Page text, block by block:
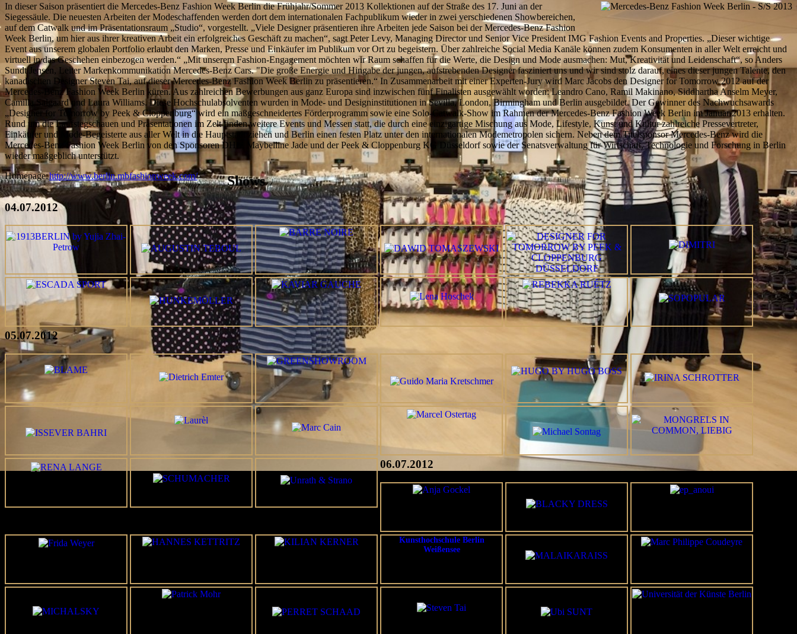
In dieser Saison präsentiert die Mercedes-Benz Fashion Week Berlin die Frühjahr/Sommer 2013 Kollektionen auf der Straße des 17. Juni an der
Siegessäule. Die neuesten Arbeiten der Modeschaffenden werden dort dem internationalen Fachpublikum wieder in zwei verschiedenen Showbereichen,
auf dem Catwalk und im Präsentationsraum „Studio“, vorgestellt. „Viele Designer präsentieren ihre Arbeiten jede Saison bei der Mercedes-Benz Fashion
Week Berlin, um hier aus ihrer kreativen Arbeit ein erfolgreiches Geschäft zu machen“, sagt Peter Levy, Managing Director und Senior Vice President IMG Fashion Events and Properties. „Dieser wichtige
Event aus unserem globalen Portfolio erlaubt den Marken, Presse und Einkäufer im Publikum vor Ort zu begeistern. Über zahlreiche Social Media Kanäle können zudem Konsumenten in aller Welt erreicht und
virtuell in das Geschehen einbezogen werden.“ „Mit unserem Fashion-Engagement möchten wir Raum schaffen für die Werte, die Design und Mode ausmachen: Mut, Kreativität und Leidenschaft“, so Anders
Sundt Jensen, Leiter Markenkommunikation Mercedes-Benz Cars. "Die große Energie und Hingabe der jungen, aufstrebenden Designer fasziniert uns und wir sind stolz darauf, eines dieser jungen Talente, den
kanadischen Designer Steven Tai, auf dieser Mercedes-Benz Fashion Week Berlin zu präsentieren.“ In Zusammenarbeit mit einer Experten-Jury wird Marc Jacobs den Designer for Tomorrow 2012 auf der
Mercedes-Benz Fashion Week Berlin küren. Aus zahlreichen Bewerbungen aus ganz Europa sind inzwischen fünf Finalisten ausgewählt worden: Leandro Cano, Ramil Makinano, Siddhartha Anselm Meyer,
Camilla Salgaard und Laura Williams. Diese Hochschulabsolventen wurden in Mode- und Designinstitutionen in Sevilla, London, Birmingham und Berlin ausgebildet. Der Gewinner des Nachwuchsawards
„Designer for Tomorrow by Peek & Cloppenburg“ wird ein maßgeschneidertes Förderprogramm sowie eine Solo-Catwalk-Show im Rahmen der Mercedes-Benz Fashion Week Berlin im Januar 2013 erhalten.
Rund um die Laufstegschauen und Präsentationen im Zelt finden weitere Events und Messen statt, die durch eine einzigartige Mischung aus Mode, Lifestyle, Kunst und Kultur zahlreiche Pressevertreter,
Einkäufer und Mode-Begeisterte aus aller Welt in die Hauptstadt ziehen und Berlin einen festen Platz unter den internationalen Modemetropolen sichern. Neben dem Titelsponsor Mercedes-Benz wird die
Mercedes-Benz Fashion Week Berlin von den Sponsoren DHL, Maybelline Jade und der Peek & Cloppenburg KG Düsseldorf sowie der Senatsverwaltung für Wirtschaft, Technologie und Forschung in Berlin
wieder maßgeblich unterstützt.
Homepage:http://www.berlin.mbfashionweek.com/ Shows
04.07.2012
05.07.2012
06.07.2012
Kunsthochschule Berlin
Weißensee